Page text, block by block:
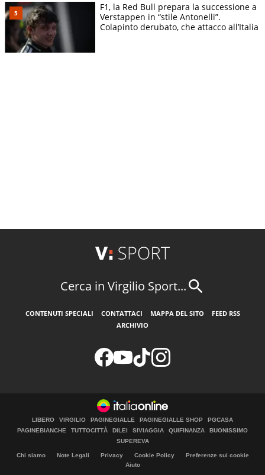
F1, la Red Bull prepara la successione a
Verstappen in “stile Antonelli”.
Colapinto derubato, che attacco all’Italia
Cerca in Virgilio Sport...
CONTENUTI SPECIALI CONTATTACI MAPPA DEL SITO
FEED RSS
ARCHIVIO
LIBERO VIRGILIO PAGINEGIALLE PAGINEGIALLE SHOP
PGCASA
PAGINEBIANCHE
TUTTOCITTÀ DILEI SIVIAGGIA QUIFINANZA
BUONISSIMO
SUPEREVA
Chi siamo Note Legali Privacy Cookie Policy
Preferenze sui cookie
Aiuto